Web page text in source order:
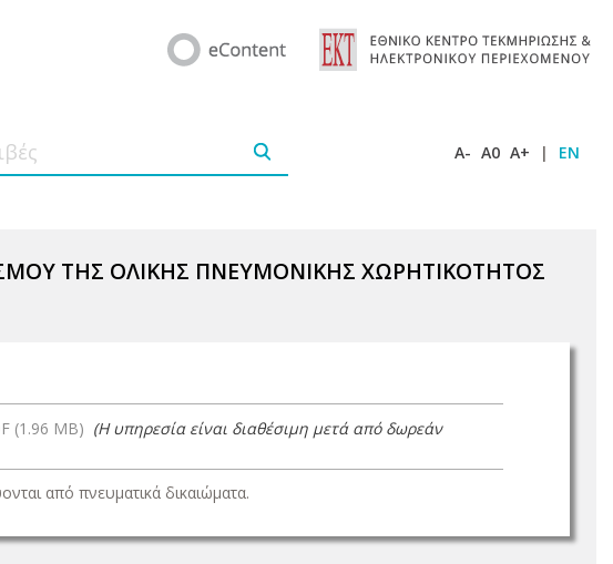
A- A0 A+ | EN
ΤΗΣ ΟΛΙΚΗΣ ΠΝΕΥΜΟΝΙΚΗΣ ΧΩΡΗΤΙΚΟΤΗΤΟΣ
(1.96 MB) (Η υπηρεσία είναι διαθέσιμη μετά από δωρεάν
από πνευματικά δικαιώματα.